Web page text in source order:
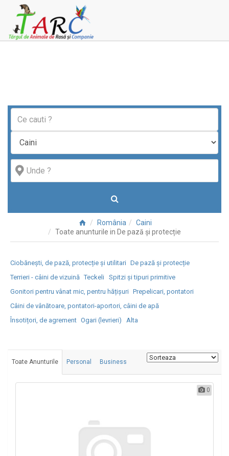
România
Caini
Toate anunturile in De pază și protecție
Ciobănești, de pază, protecție și utilitari De pază și protecție
Terrieri - câini de vizuină Teckeli Spitzi și tipuri primitive
Gonitori pentru vânat mic, pentru hățișuri Prepelicari, pontatori
Câini de vânătoare, pontatori-aportori, câini de apă
Însotițori, de agrement Ogari (levrieri) Alta
Toate Anunturile Personal Business
0